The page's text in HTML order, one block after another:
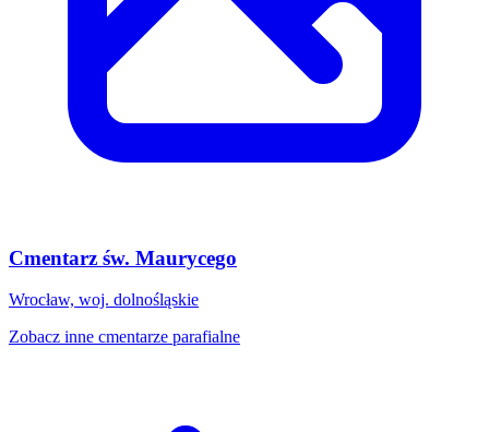
Cmentarz św. Maurycego
Wrocław, woj. dolnośląskie
Zobacz inne cmentarze parafialne